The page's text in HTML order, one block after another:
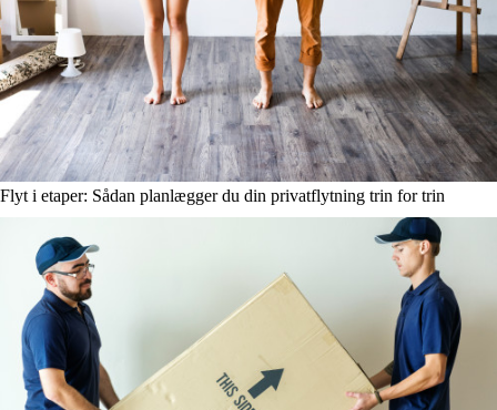
Flyt i etaper: Sådan planlægger du din privatflytning trin for trin